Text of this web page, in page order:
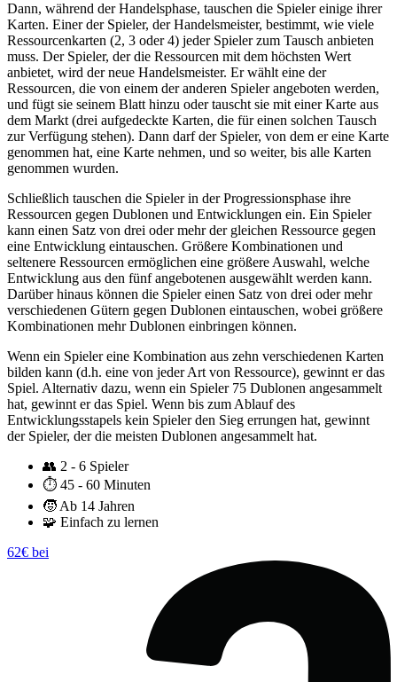
Dann, während der Handelsphase, tauschen die Spieler einige ihrer
Karten. Einer der Spieler, der Handelsmeister, bestimmt, wie viele
Ressourcenkarten (2, 3 oder 4) jeder Spieler zum Tausch anbieten
muss. Der Spieler, der die Ressourcen mit dem höchsten Wert
anbietet, wird der neue Handelsmeister. Er wählt eine der
Ressourcen, die von einem der anderen Spieler angeboten werden,
und fügt sie seinem Blatt hinzu oder tauscht sie mit einer Karte aus
dem Markt (drei aufgedeckte Karten, die für einen solchen Tausch
zur Verfügung stehen). Dann darf der Spieler, von dem er eine Karte
genommen hat, eine Karte nehmen, und so weiter, bis alle Karten
genommen wurden.
Schließlich tauschen die Spieler in der Progressionsphase ihre
Ressourcen gegen Dublonen und Entwicklungen ein. Ein Spieler
kann einen Satz von drei oder mehr der gleichen Ressource gegen
eine Entwicklung eintauschen. Größere Kombinationen und
seltenere Ressourcen ermöglichen eine größere Auswahl, welche
Entwicklung aus den fünf angebotenen ausgewählt werden kann.
Darüber hinaus können die Spieler einen Satz von drei oder mehr
verschiedenen Gütern gegen Dublonen eintauschen, wobei größere
Kombinationen mehr Dublonen einbringen können.
Wenn ein Spieler eine Kombination aus zehn verschiedenen Karten
bilden kann (d.h. eine von jeder Art von Ressource), gewinnt er das
Spiel. Alternativ dazu, wenn ein Spieler 75 Dublonen angesammelt
hat, gewinnt er das Spiel. Wenn bis zum Ablauf des
Entwicklungsstapels kein Spieler den Sieg errungen hat, gewinnt
der Spieler, der die meisten Dublonen angesammelt hat.
👥 2 - 6 Spieler
⏱️ 45 - 60 Minuten
🧒 Ab 14 Jahren
🧩 Einfach zu lernen
62€ bei